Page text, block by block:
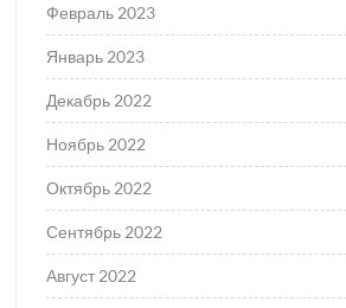
Февраль 2023
Январь 2023
Декабрь 2022
Ноябрь 2022
Октябрь 2022
Сентябрь 2022
Август 2022